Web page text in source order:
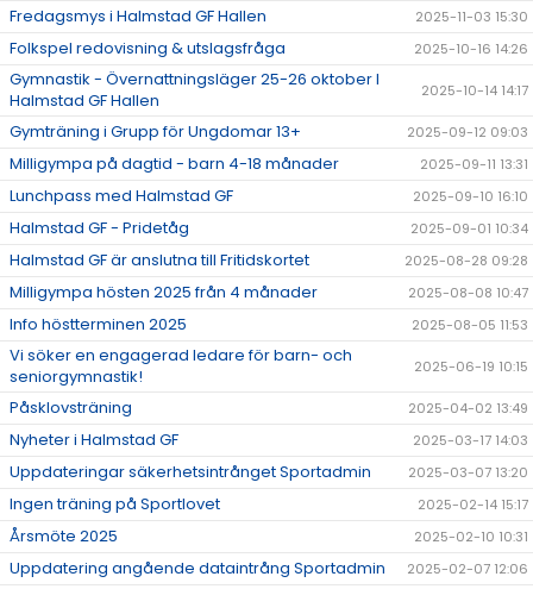
Fredagsmys i Halmstad GF Hallen 2025-11-03 15:30
Folkspel redovisning & utslagsfråga 2025-10-16 14:26
Gymnastik - Övernattningsläger 25-26 oktober I
Halmstad GF Hallen
2025-10-14 14:17
Gymträning i Grupp för Ungdomar 13+ 2025-09-12 09:03
Milligympa på dagtid - barn 4-18 månader 2025-09-11 13:31
Lunchpass med Halmstad GF 2025-09-10 16:10
Halmstad GF - Pridetåg 2025-09-01 10:34
Halmstad GF är anslutna till Fritidskortet 2025-08-28 09:28
Milligympa hösten 2025 från 4 månader 2025-08-08 10:47
Info höstterminen 2025 2025-08-05 11:53
Vi söker en engagerad ledare för barn- och
seniorgymnastik!
2025-06-19 10:15
Påsklovsträning 2025-04-02 13:49
Nyheter i Halmstad GF 2025-03-17 14:03
Uppdateringar säkerhetsintrånget Sportadmin 2025-03-07 13:20
Ingen träning på Sportlovet 2025-02-14 15:17
Årsmöte 2025 2025-02-10 10:31
Uppdatering angående dataintrång Sportadmin 2025-02-07 12:06